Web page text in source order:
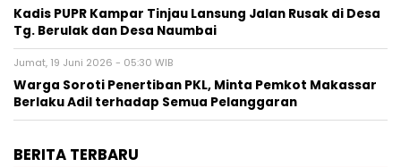
Kadis PUPR Kampar Tinjau Lansung Jalan Rusak di Desa
Tg. Berulak dan Desa Naumbai
Jumat, 19 Juni 2026 - 05:30 WIB
Warga Soroti Penertiban PKL, Minta Pemkot Makassar
Berlaku Adil terhadap Semua Pelanggaran
BERITA TERBARU